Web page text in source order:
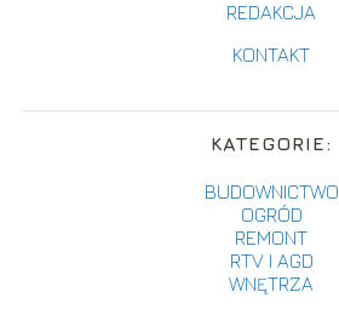
REDAKCJA
KONTAKT
KATEGORIE:
BUDOWNICTWO
OGRÓD
REMONT
RTV I AGD
WNĘTRZA